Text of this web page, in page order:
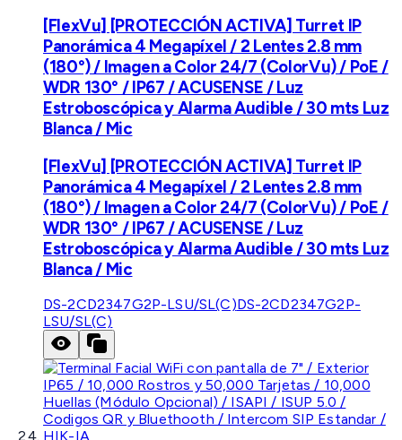
[FlexVu] [PROTECCIÓN ACTIVA] Turret IP
Panorámica 4 Megapíxel / 2 Lentes 2.8 mm
(180°) / Imagen a Color 24/7 (ColorVu) / PoE /
WDR 130° / IP67 / ACUSENSE / Luz
Estroboscópica y Alarma Audible / 30 mts Luz
Blanca / Mic
[FlexVu] [PROTECCIÓN ACTIVA] Turret IP
Panorámica 4 Megapíxel / 2 Lentes 2.8 mm
(180°) / Imagen a Color 24/7 (ColorVu) / PoE /
WDR 130° / IP67 / ACUSENSE / Luz
Estroboscópica y Alarma Audible / 30 mts Luz
Blanca / Mic
DS-2CD2347G2P-LSU/SL(C)DS-2CD2347G2P-
LSU/SL(C)